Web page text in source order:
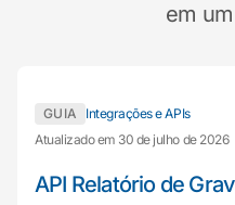
em
GUIA
Integrações e APIs
Atualizado em 30 de julho de 2026
API Relatório de